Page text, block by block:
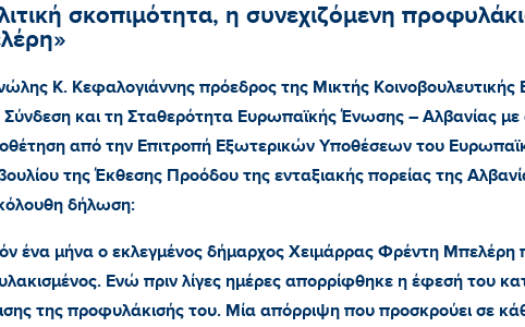
σκοπιμότητα, η συνεχιζόμενη
Κ. Κεφαλογιάννης πρόεδρος της Μικτής Κοινοβουλευτικής
Σύνδεση και τη Σταθερότητα Ευρωπαϊκής Ένωσης – Αλβανίας
από την Επιτροπή Εξωτερικών Υποθέσεων του
της Έκθεσης Προόδου της ενταξιακής πορείας της
δήλωση:
ένα μήνα ο εκλεγμένος δήμαρχος Χειμάρρας Φρέντη Μπελέρη
Ενώ πριν λίγες ημέρες απορρίφθηκε η έφεσή του
της προφυλάκισής του. Μία απόρριψη που προσκρούει σε